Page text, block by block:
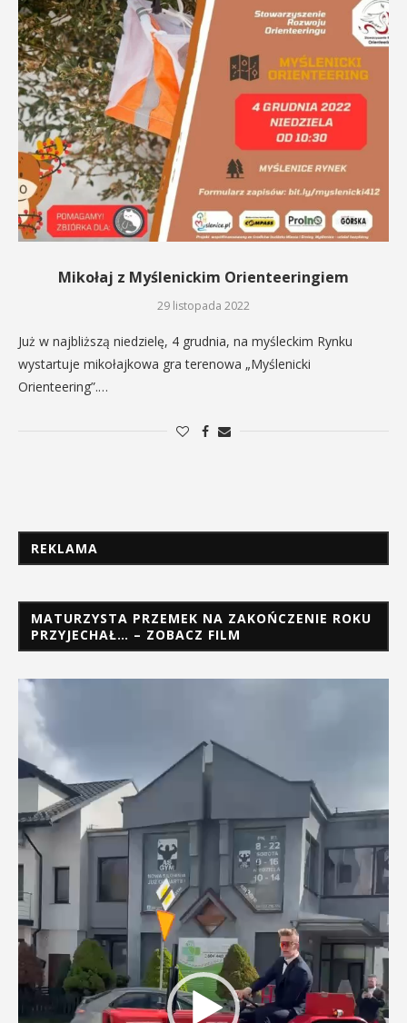
Mikołaj z Myślenickim Orienteeringiem
29 listopada 2022
Już w najbliższą niedzielę, 4 grudnia, na myśleckim Rynku
wystartuje mikołajkowa gra terenowa „Myślenicki
Orienteering”.…
REKLAMA
MATURZYSTA PRZEMEK NA ZAKOŃCZENIE ROKU
PRZYJECHAŁ… – ZOBACZ FILM
Odtwarzacz